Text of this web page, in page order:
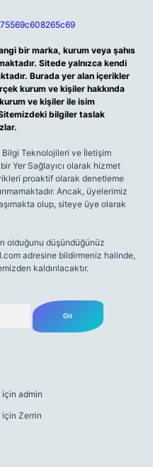
bir marka, kurum veya şahıs
Sitede yalnızca kendi
Burada yer alan içerikler
kurum ve kişiler hakkında
ve kişiler ile isim
bilgiler taslak
Bilgi Teknolojileri ve İletişim
Yer Sağlayıcı olarak hizmet
proaktif olarak denetleme
Ancak, üyelerimiz
olup, siteye üye olarak
olduğunu düşündüğünüz
adresine bildirmeniz halinde,
kaldırılacaktır.
için admin
için Zerrin